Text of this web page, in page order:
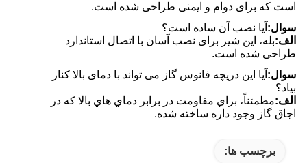
است که برای دوام و ایمنی طراحی شده است.
سوال: آیا نصب آن ساده است؟
الف:بله، این شیر برای نصب آسان با اتصال استاندارد
طراحی شده است.
سوال: آیا این دریچه فانوس گاز می تواند با دمای بالا کنار
بیاد؟
الف:مطمئناً، براي مقاومت در برابر دماي هاي بالا که در
اجاق گاز وجود داره ساخته شده.
برچسب ها: